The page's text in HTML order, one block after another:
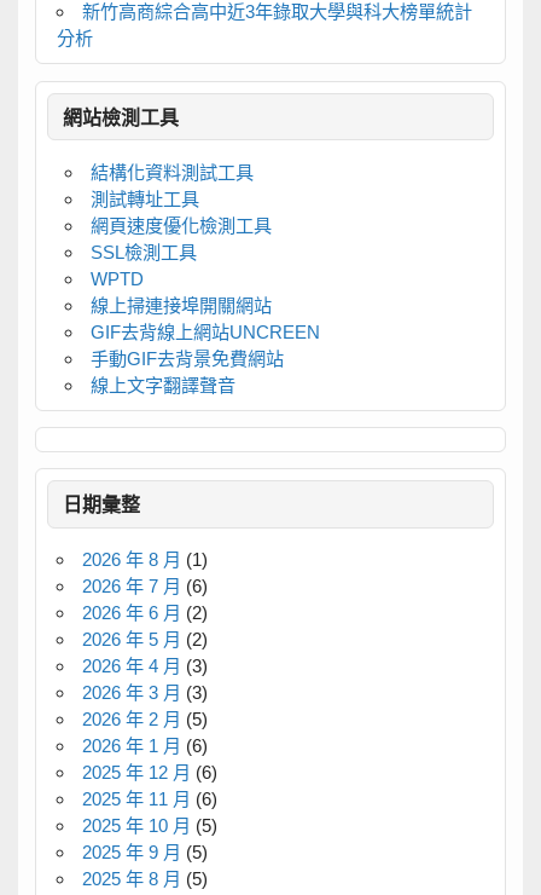
新竹高商綜合高中近3年錄取大學與科大榜單統計
分析
網站檢測工具
結構化資料測試工具
測試轉址工具
網頁速度優化檢測工具
SSL檢測工具
WPTD
線上掃連接埠開關網站
GIF去背線上網站UNCREEN
手動GIF去背景免費網站
線上文字翻譯聲音
日期彙整
2026 年 8 月 (1)
2026 年 7 月 (6)
2026 年 6 月 (2)
2026 年 5 月 (2)
2026 年 4 月 (3)
2026 年 3 月 (3)
2026 年 2 月 (5)
2026 年 1 月 (6)
2025 年 12 月 (6)
2025 年 11 月 (6)
2025 年 10 月 (5)
2025 年 9 月 (5)
2025 年 8 月 (5)